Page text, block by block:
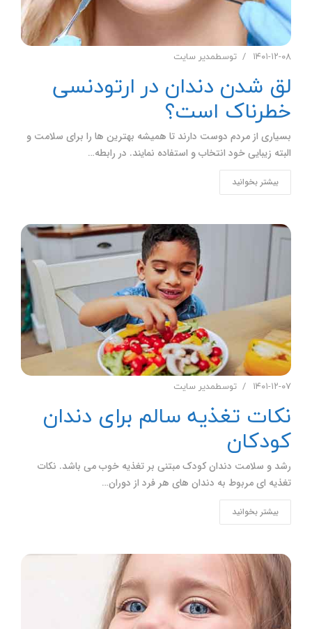
۱۴۰۱-۱۲-۰۸ توسطمدیر سایت
لق شدن دندان در ارتودنسی
خطرناک است؟
بسیاری از مردم دوست دارند تا همیشه بهترین ها را برای سلامت و
البته زیبایی خود انتخاب و استفاده نمایند. در رابطه…
بیشتر بخوانید
۱۴۰۱-۱۲-۰۷ توسطمدیر سایت
نکات تغذیه سالم برای دندان
کودکان
رشد و سلامت دندان کودک مبتنی بر تغذیه خوب می باشد. نکات
تغذیه ای مربوط به دندان های هر فرد از دوران…
بیشتر بخوانید